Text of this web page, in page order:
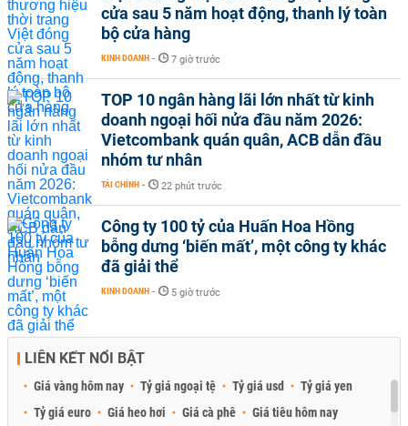
cửa sau 5 năm hoạt động, thanh lý toàn
bộ cửa hàng
KINH DOANH - 7 giờ trước
TOP 10 ngân hàng lãi lớn nhất từ kinh
doanh ngoại hối nửa đầu năm 2026:
Vietcombank quán quân, ACB dẫn đầu
nhóm tư nhân
TÀI CHÍNH - 22 phút trước
Công ty 100 tỷ của Huấn Hoa Hồng
bỗng dưng ‘biến mất’, một công ty khác
đã giải thể
KINH DOANH - 5 giờ trước
LIÊN KẾT NỔI BẬT
Giá vàng hôm nay Tỷ giá ngoại tệ Tỷ giá usd
Tỷ giá yen
Tỷ giá euro
Giá heo hơi Giá cà phê Giá tiêu hôm nay